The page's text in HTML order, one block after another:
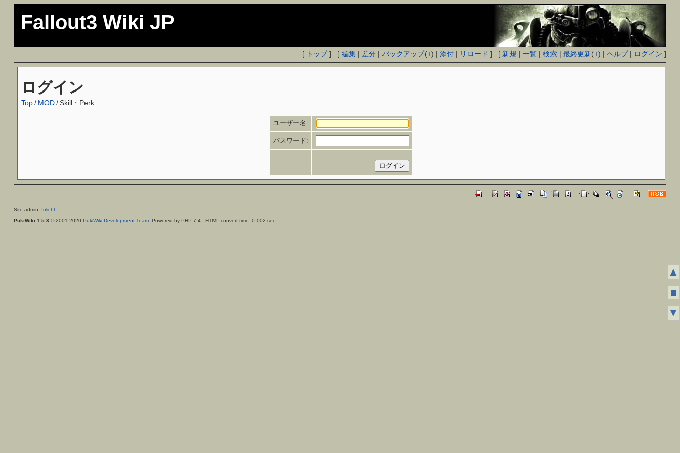
Fallout3 Wiki JP
[ トップ] [編集 | 差分 |バックアップ(+) |添付 | リロード ] [ 新規 |一覧 |検索 |最終更新(+) |ヘルプ| ログイン ]
ログイン
Top/ MOD/Skill・Perk
ユーザー名:
パスワード:
Site admin: Irrlicht
PukiWiki 1.5.3 © 2001-2020 PukiWiki Development Team. Powered by PHP 7.4 : HTML convert time: 0.002 sec.
▲
■
▼